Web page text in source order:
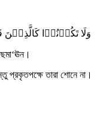
وَلَا تَکُوۡنُوۡا
প্রকৃতপক্ষে তারা শোনে না।